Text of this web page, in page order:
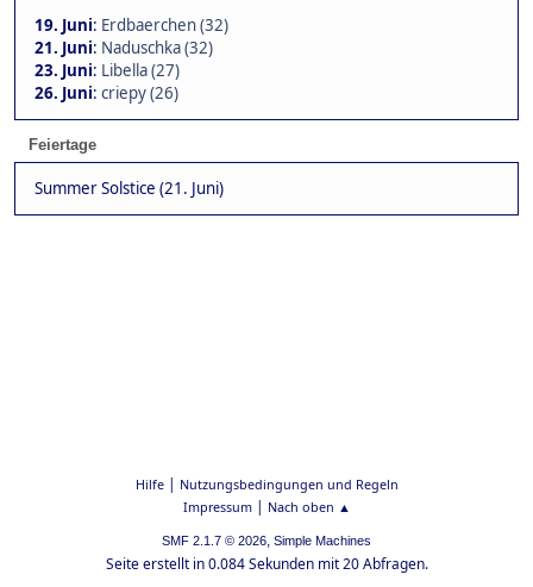
19. Juni: Erdbaerchen (32)
21. Juni: Naduschka (32)
23. Juni: Libella (27)
26. Juni: criepy (26)
Feiertage
Summer Solstice (21. Juni)
Hilfe| Nutzungsbedingungen und Regeln
Impressum| Nach oben ▲
SMF 2.1.7 © 2026, Simple Machines
Seite erstellt in 0.084 Sekunden mit 20 Abfragen.